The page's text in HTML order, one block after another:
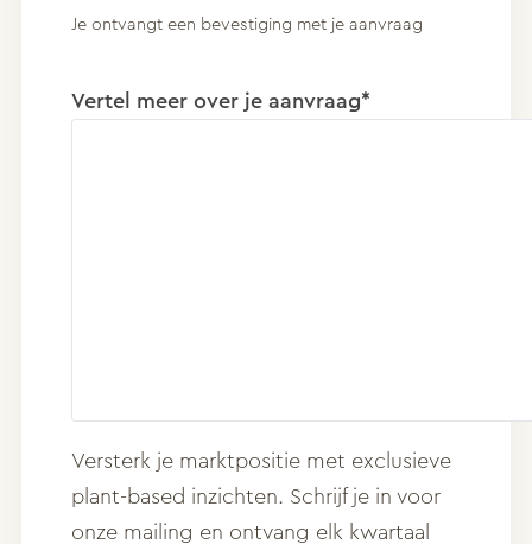
Je ontvangt een bevestiging met je aanvraag
Vertel meer over je aanvraag*
Versterk je marktpositie met exclusieve
plant-based inzichten. Schrijf je in voor
onze mailing en ontvang elk kwartaal